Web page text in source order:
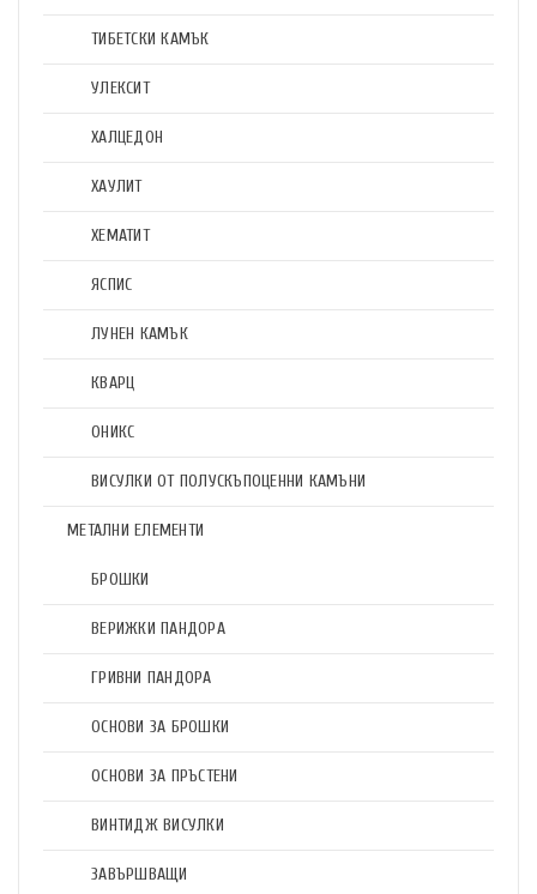
ТИБЕТСКИ КАМЪК
УЛЕКСИТ
ХАЛЦЕДОН
ХАУЛИТ
ХЕМАТИТ
ЯСПИС
ЛУНЕН КАМЪК
КВАРЦ
ОНИКС
ВИСУЛКИ ОТ ПОЛУСКЪПОЦЕННИ КАМЪНИ
МЕТАЛНИ ЕЛЕМЕНТИ
БРОШКИ
ВЕРИЖКИ ПАНДОРА
ГРИВНИ ПАНДОРА
ОСНОВИ ЗА БРОШКИ
ОСНОВИ ЗА ПРЪСТЕНИ
ВИНТИДЖ ВИСУЛКИ
ЗАВЪРШВАЩИ